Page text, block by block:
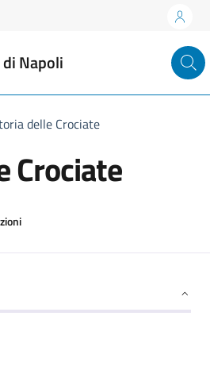
Napoli
delle Crociate
Crociate